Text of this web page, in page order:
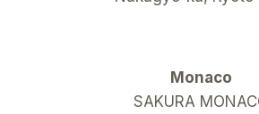
Monaco
SAKURA